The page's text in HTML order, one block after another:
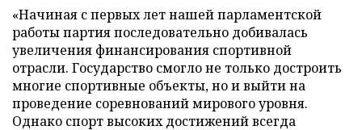
«Начиная с первых лет нашей парламентской
работы партия последовательно добивалась
увеличения финансирования спортивной
отрасли. Государство смогло не только достроить
многие спортивные объекты, но и выйти на
проведение соревнований мирового уровня.
Однако спорт высоких достижений всегда